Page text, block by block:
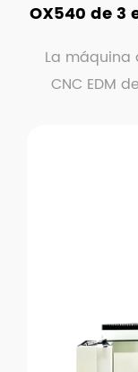
OX540 de 3
La máquina
CNC EDM